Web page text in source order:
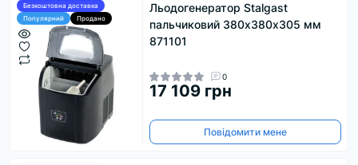
Безкоштовна доставка
Популярний
Продано
Льодогенератор Stalgast
пальчиковий 380х380х305 мм
871101
0
17 109 грн
Повідомити мене